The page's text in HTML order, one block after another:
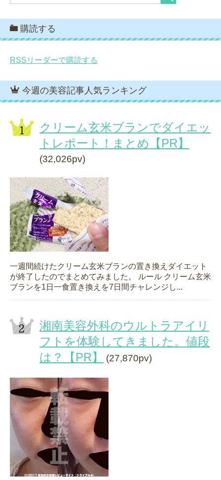
購読する
RSSリーダーで購読する
今週の美容記事人気ランキング
クリーム玄米ブランでダイエッ
トレポート！まとめ【PR】
(32,026pv)
一週間続けたクリーム玄米ブランの置き換えダイエット
が終了したのでまとめてみました。 ルール クリーム玄米
ブランを1日一食置き換えを7日間チャレンジし...
湘南美容外科のウルトラアイリ
フトを体験してきました。値段
は？【PR】
(27,870pv)